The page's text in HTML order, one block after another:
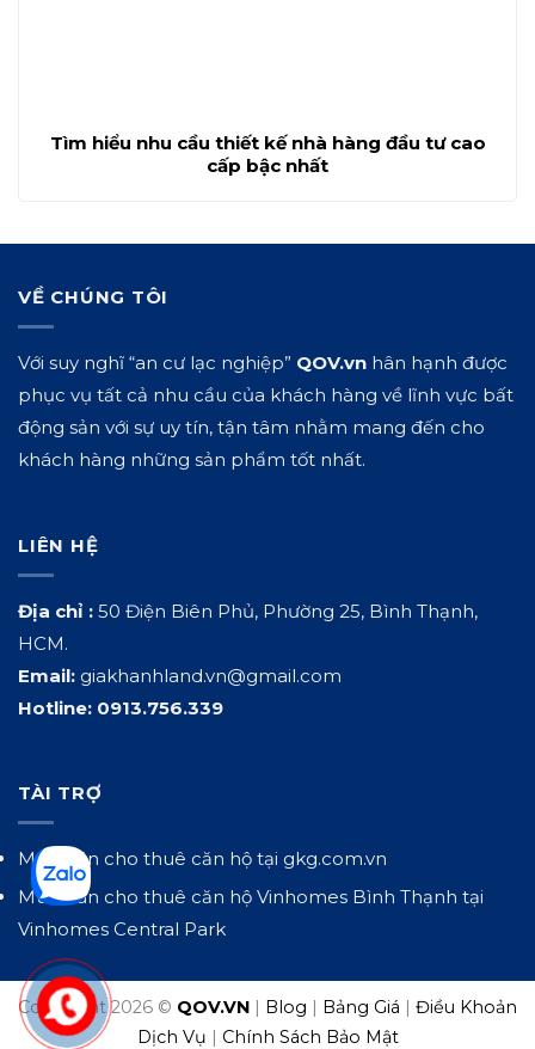
Tìm hiểu nhu cầu thiết kế nhà hàng đầu tư cao
cấp bậc nhất
VỀ CHÚNG TÔI
Với suy nghĩ “an cư lạc nghiệp” QOV.vn hân hạnh được
phục vụ tất cả nhu cầu của khách hàng về lĩnh vực bất
động sản với sự uy tín, tận tâm nhằm mang đến cho
khách hàng những sản phẩm tốt nhất.
LIÊN HỆ
Địa chỉ : 50 Điện Biên Phủ, Phường 25, Bình Thạnh,
HCM.
Email: giakhanhland.vn@gmail.com
Hotline: 0913.756.339
TÀI TRỢ
Mua bán cho thuê căn hộ tại gkg.com.vn
Mua bán cho thuê căn hộ Vinhomes Bình Thạnh tại
Vinhomes Central Park
Copyright 2026 © QOV.VN | Blog | Bảng Giá | Điều Khoản
Dịch Vụ | Chính Sách Bảo Mật